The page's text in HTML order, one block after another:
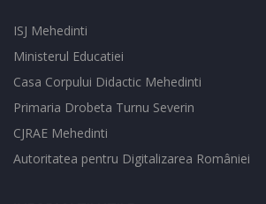
ISJ Mehedinti
Ministerul Educatiei
Casa Corpului Didactic Mehedinti
Primaria Drobeta Turnu Severin
CJRAE Mehedinti
Autoritatea pentru Digitalizarea României